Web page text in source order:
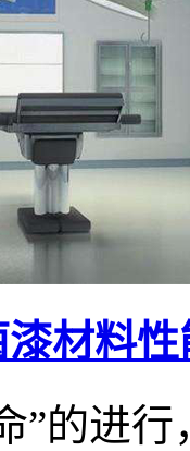
材料
”的进